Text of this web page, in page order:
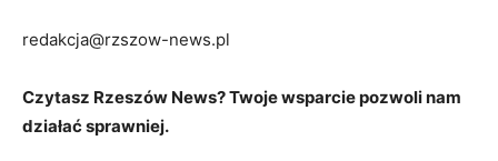
redakcja@rzszow-news.pl
Czytasz Rzeszów News? Twoje wsparcie pozwoli nam
działać sprawniej.